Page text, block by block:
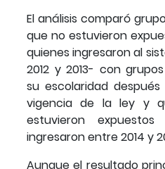
El análisis comparó
que no estuvieron
quienes ingresaron al
2012 y 2013- con
su escolaridad
vigencia de la ley y
estuvieron
ingresaron entre 2014 y
Aunque el resultado